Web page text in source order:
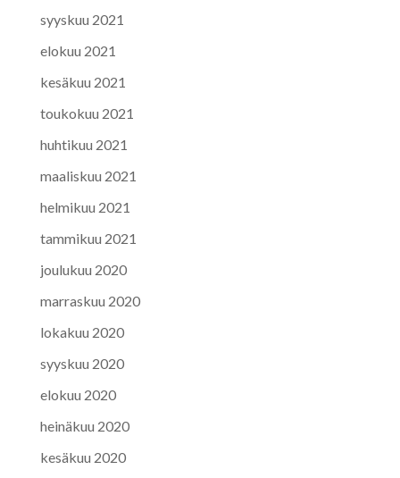
syyskuu 2021
elokuu 2021
kesäkuu 2021
toukokuu 2021
huhtikuu 2021
maaliskuu 2021
helmikuu 2021
tammikuu 2021
joulukuu 2020
marraskuu 2020
lokakuu 2020
syyskuu 2020
elokuu 2020
heinäkuu 2020
kesäkuu 2020